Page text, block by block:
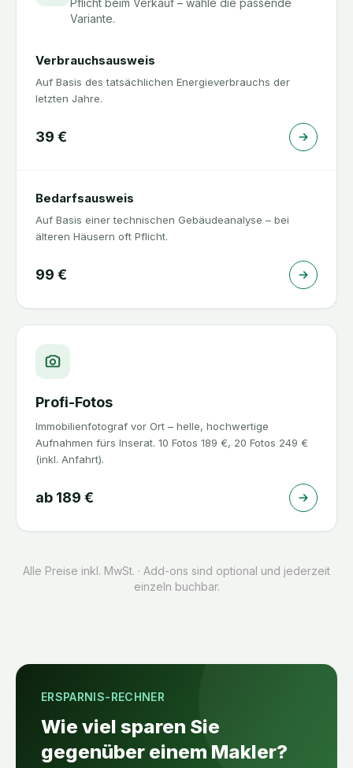
Pflicht beim Verkauf – wähle die passende
Variante.
Verbrauchsausweis
Auf Basis des tatsächlichen Energieverbrauchs der
letzten Jahre.
39 €
Bedarfsausweis
Auf Basis einer technischen Gebäudeanalyse – bei
älteren Häusern oft Pflicht.
99 €
Profi-Fotos
Immobilienfotograf vor Ort – helle, hochwertige
Aufnahmen fürs Inserat. 10 Fotos 189 €, 20 Fotos 249 €
(inkl. Anfahrt).
ab 189 €
Alle Preise inkl. MwSt. · Add-ons sind optional und jederzeit
einzeln buchbar.
ERSPARNIS-RECHNER
Wie viel sparen Sie
gegenüber einem Makler?